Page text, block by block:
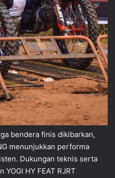
bendera finis dikibarkan,
menunjukkan performa
Dukungan teknis serta
HY FEAT RJRT